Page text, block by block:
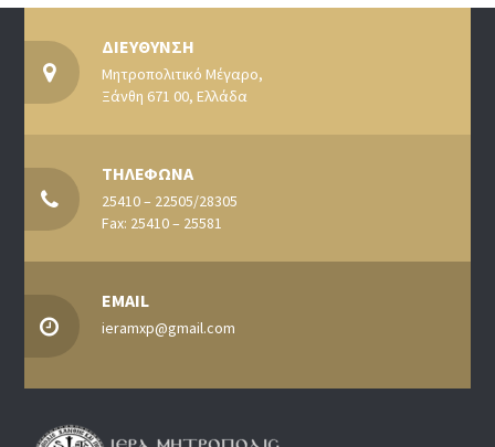
ΔΙΕΥΘΥΝΣΗ
Μητροπολιτικό Μέγαρο,
Ξάνθη 671 00, Ελλάδα
ΤΗΛΕΦΩΝΑ
25410 – 22505/28305
Fax: 25410 – 25581
EMAIL
ieramxp@gmail.com